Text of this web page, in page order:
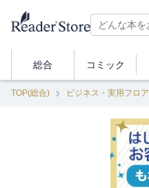
総合 コミック
TOP(総合) ビジネス・実用フロア